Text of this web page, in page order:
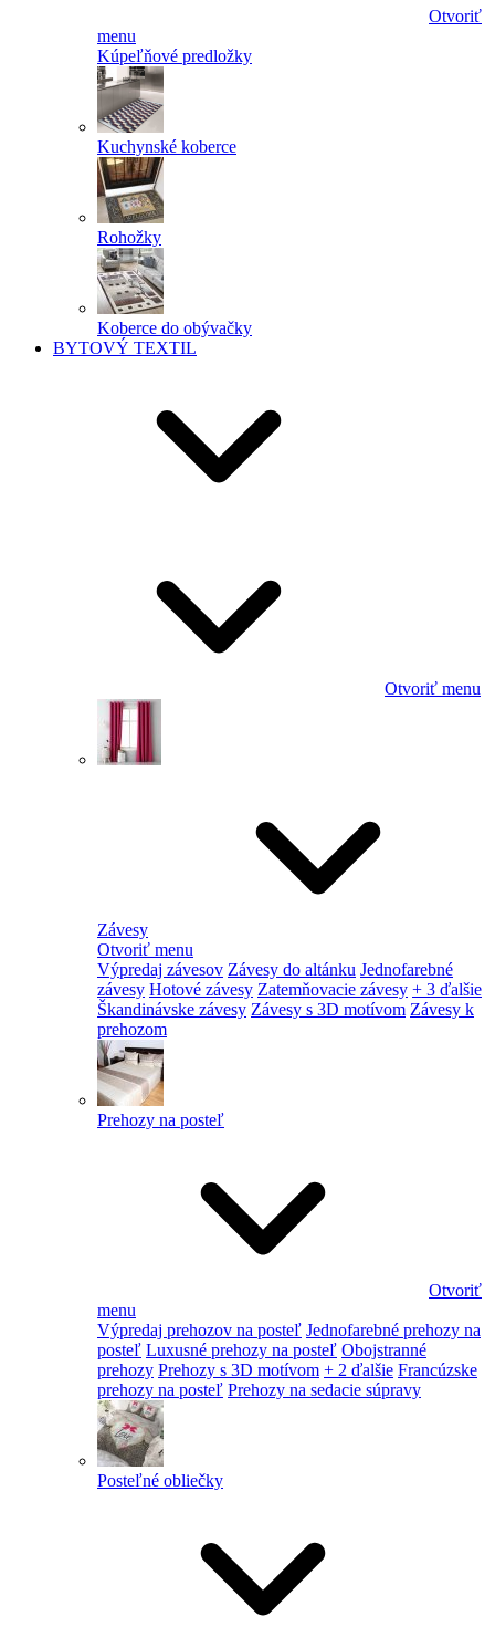
Otvoriť
menu
Kúpeľňové predložky
Kuchynské koberce
Rohožky
Koberce do obývačky
BYTOVÝ TEXTIL
Otvoriť menu
Závesy
Otvoriť menu
Výpredaj závesov Závesy do altánku Jednofarebné
závesy Hotové závesy Zatemňovacie závesy + 3 ďalšie
Škandinávske závesy Závesy s 3D motívom Závesy k
prehozom
Prehozy na posteľ
Otvoriť
menu
Výpredaj prehozov na posteľ Jednofarebné prehozy na
posteľ Luxusné prehozy na posteľ Obojstranné
prehozy Prehozy s 3D motívom + 2 ďalšie Francúzske
prehozy na posteľ Prehozy na sedacie súpravy
Posteľné obliečky